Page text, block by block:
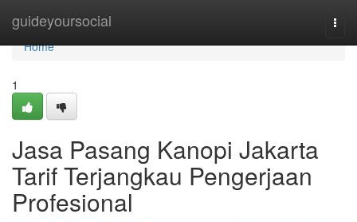
guideyoursocial
Home
Home
1
Jasa Pasang Kanopi Jakarta
Tarif Terjangkau Pengerjaan
Profesional